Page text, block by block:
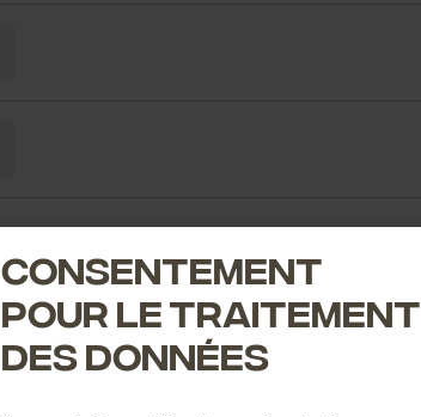
Consentement
pour le traitement
des données